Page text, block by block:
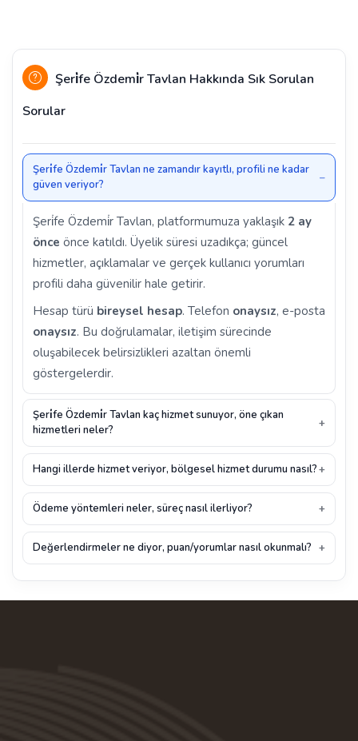
Şeri̇fe Özdemi̇r Tavlan Hakkında Sık Sorulan
Sorular
Şeri̇fe Özdemi̇r Tavlan ne zamandır kayıtlı, profili ne kadar
güven veriyor?
Şeri̇fe Özdemi̇r Tavlan, platformumuza yaklaşık 2 ay
önce önce katıldı. Üyelik süresi uzadıkça; güncel
hizmetler, açıklamalar ve gerçek kullanıcı yorumları
profili daha güvenilir hale getirir.
Hesap türü bireysel hesap. Telefon onaysız, e-posta
onaysız. Bu doğrulamalar, iletişim sürecinde
oluşabilecek belirsizlikleri azaltan önemli
göstergelerdir.
Şeri̇fe Özdemi̇r Tavlan kaç hizmet sunuyor, öne çıkan
hizmetleri neler?
Hangi illerde hizmet veriyor, bölgesel hizmet durumu nasıl?
Ödeme yöntemleri neler, süreç nasıl ilerliyor?
Değerlendirmeler ne diyor, puan/yorumlar nasıl okunmalı?